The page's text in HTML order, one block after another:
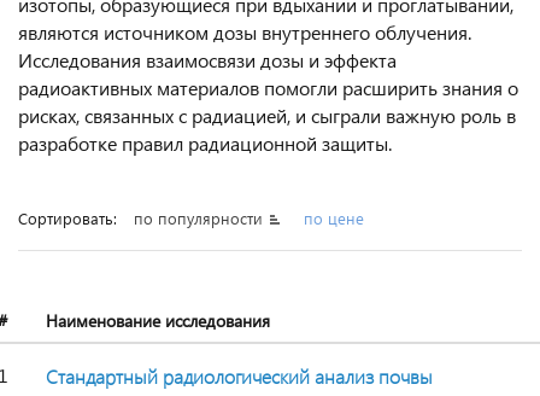
являются источником дозы внутреннего облучения.
Исследования взаимосвязи дозы и эффекта
радиоактивных материалов помогли расширить знания о
рисках, связанных с радиацией, и сыграли важную роль в
разработке правил радиационной защиты.
Сортировать: по популярности по цене
Наименование исследования
Стандартный радиологический анализ почвы